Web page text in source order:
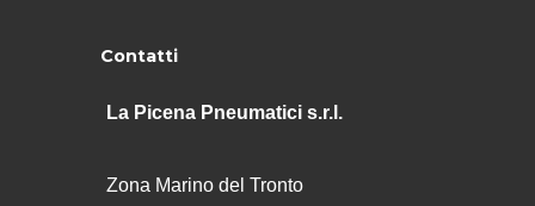
Contatti
La Picena Pneumatici s.r.l.
Zona Marino del Tronto